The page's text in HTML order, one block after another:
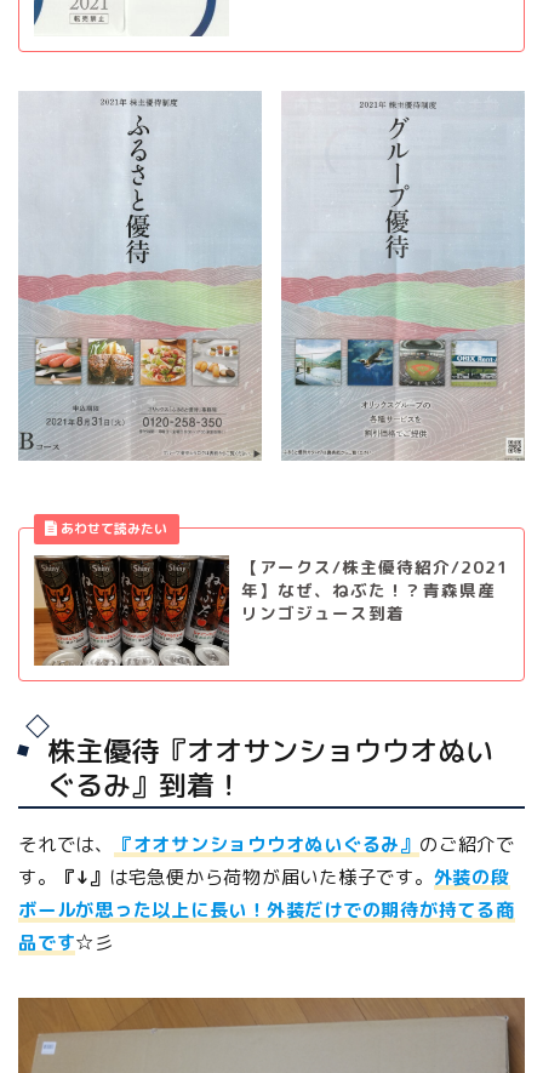
【アークス/株主優待紹介/2021
年】なぜ、ねぶた！？青森県産
リンゴジュース到着
株主優待『オオサンショウウオぬい
ぐるみ』到着！
それでは、 『オオサンショウウオぬいぐるみ』 のご紹介で
す。
『↓』 は宅急便から荷物が届いた様子です。 外装の段
ボールが思った以上に長い！外装だけでの期待が持てる商
品です☆彡